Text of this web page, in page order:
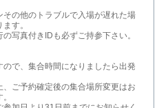
の他のトラブルで入場が遅れた場
す。
写真付きIDも必ずご持参下さい。
で、集合時間になりましたら出発
ご予約確定後の集合場所変更はお